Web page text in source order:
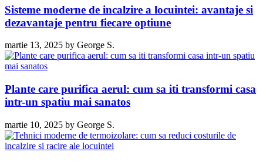
Sisteme moderne de incalzire a locuintei: avantaje si
dezavantaje pentru fiecare optiune
martie 13, 2025 by George S.
Plante care purifica aerul: cum sa iti transformi casa
intr-un spatiu mai sanatos
martie 10, 2025 by George S.